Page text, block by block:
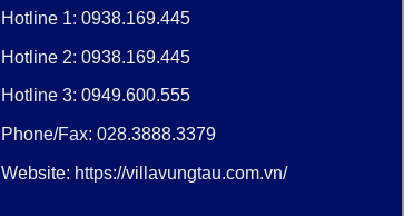
Hotline 1: 0938.169.445
Hotline 2: 0938.169.445
Hotline 3: 0949.600.555
Phone/Fax: 028.3888.3379
Website: https://villavungtau.com.vn/